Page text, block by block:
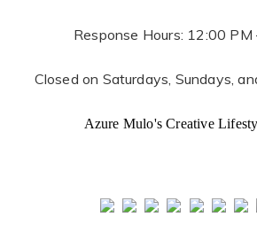
Response Hours: 12:00 PM
Closed on Saturdays, Sundays,
Azure Mulo's Creative